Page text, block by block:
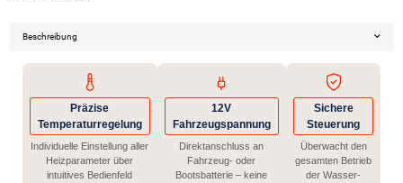
Beschreibung
Präzise
Temperaturregelung
Individuelle Einstellung aller
Heizparameter über
intuitives Bedienfeld
12V
Fahrzeugspannung
Direktanschluss an
Fahrzeug- oder
Bootsbatterie – keine
Sichere
Steuerung
Überwacht den
gesamten Betrieb
der Wasser-